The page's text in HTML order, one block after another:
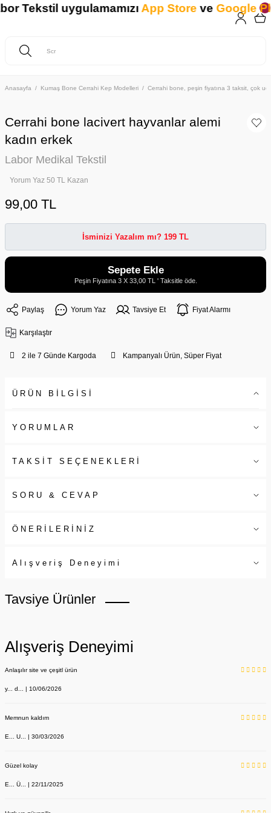
Anasayfa Kumaş Bone Cerrahi Kep Modelleri Cerrahi bone, peşin fiyatına 3 taksit, çok
Cerrahi bone lacivert hayvanlar alemi
kadın erkek
Labor Medikal Tekstil
Yorum Yaz 50 TL Kazan
99,00 TL
İsminizi Yazalım mı? 199 TL
Sepete Ekle
Peşin Fiyatına 3 X 33,00 TL ' Taksitle öde.
Paylaş Yorum Yaz Tavsiye Et Fiyat Alarmı
Karşılaştır
2 ile 7 Günde Kargoda Kampanyalı Ürün, Süper Fiyat
ÜRÜN BİLGİSİ
YORUMLAR
TAKSİT SEÇENEKLERİ
SORU & CEVAP
ÖNERİLERİNİZ
Alışveriş Deneyimi
Tavsiye Ürünler
Alışveriş Deneyimi
Anlaşılır site ve çeşitl ürün
y... d... | 10/06/2026
Memnun kaldım
E... U... | 30/03/2026
Güzel kolay
E... Ü... | 22/11/2025
Tekstil uygulamamızıApp StoreveGoogle Play